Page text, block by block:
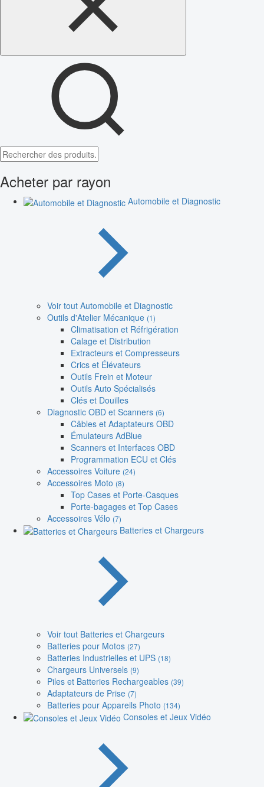
Acheter par rayon
Automobile et Diagnostic
Voir tout Automobile et Diagnostic
Outils d'Atelier Mécanique (1)
Climatisation et Réfrigération
Calage et Distribution
Extracteurs et Compresseurs
Crics et Élévateurs
Outils Frein et Moteur
Outils Auto Spécialisés
Clés et Douilles
Diagnostic OBD et Scanners (6)
Câbles et Adaptateurs OBD
Émulateurs AdBlue
Scanners et Interfaces OBD
Programmation ECU et Clés
Accessoires Voiture (24)
Accessoires Moto (8)
Top Cases et Porte-Casques
Porte-bagages et Top Cases
Accessoires Vélo (7)
Batteries et Chargeurs
Voir tout Batteries et Chargeurs
Batteries pour Motos (27)
Batteries Industrielles et UPS (18)
Chargeurs Universels (9)
Piles et Batteries Rechargeables (39)
Adaptateurs de Prise (7)
Batteries pour Appareils Photo (134)
Consoles et Jeux Vidéo